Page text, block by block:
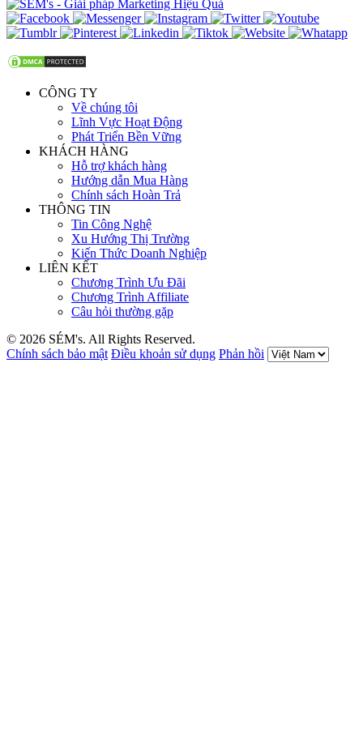
CÔNG TY
Về chúng tôi
Lĩnh Vực Hoạt Động
Phát Triển Bền Vững
KHÁCH HÀNG
Hỗ trợ khách hàng
Hướng dẫn Mua Hàng
Chính sách Hoàn Trả
THÔNG TIN
Tin Công Nghệ
Xu Hướng Thị Trường
Kiến Thức Doanh Nghiệp
LIÊN KẾT
Chương Trình Ưu Đãi
Chương Trình Affiliate
Câu hỏi thường gặp
© 2026 SÉM's. All Rights Reserved.
Chính sách bảo mật Điều khoản sử dụng Phản hồi